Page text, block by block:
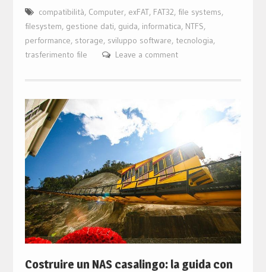
compatibilità, Computer, exFAT, FAT32, file systems,
filesystem, gestione dati, guida, informatica, NTFS,
performance, storage, sviluppo software, tecnologia,
trasferimento file
Leave a comment
Costruire un NAS casalingo: la guida con